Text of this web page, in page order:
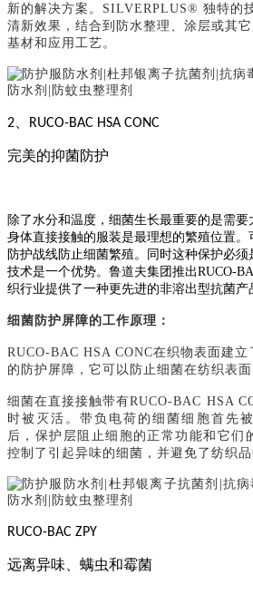
新的解决方案。SILVERPLUS® 独特的
清新效果，结合到防水整理、涂层或其
基材和应用工艺。
2 RUCO-BAC HSA CONC
完美的抑菌防护
除了水分和温度，细菌生长最重要的是需
身体直接接触的服装是最理想的繁殖位置
防护战线防止细菌繁殖。同时这种保护必
技术是一个优势。鲁道夫集团推出RUCO-
织行业提供了一种更先进的非溶出型抗菌产
细菌防护屏障的工作原理：
RUCO-BAC HSA CONC在织物表面建
的防护屏障，它可以防止细菌在纺织表面
细菌在直接接触带有RUCO-BAC HSA
时被灭活。带负电荷的细菌细胞首先
后，保护层阻止细胞的正常功能和它们
控制了引起异味的细菌，并避免了纺织品
RUCO-BAC ZPY
远离异味、螨虫和霉菌